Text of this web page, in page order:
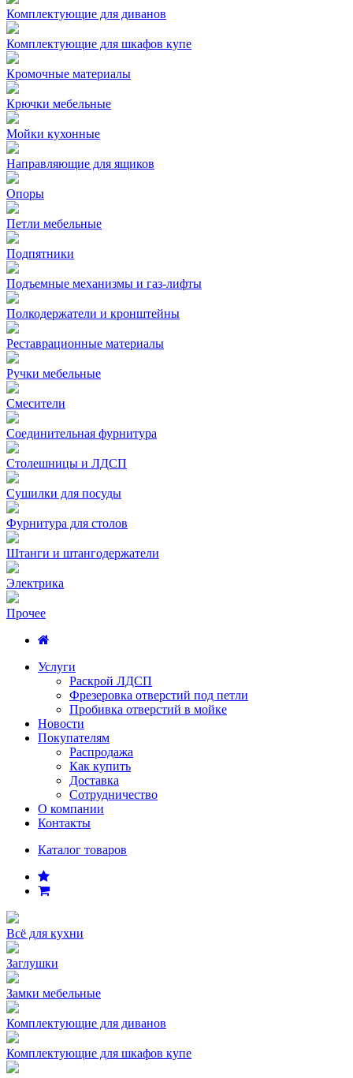
Комплектующие для диванов
Комплектующие для шкафов купе
Кромочные материалы
Крючки мебельные
Мойки кухонные
Направляющие для ящиков
Опоры
Петли мебельные
Подпятники
Подъемные механизмы и газ-лифты
Полкодержатели и кронштейны
Реставрационные материалы
Ручки мебельные
Смесители
Соединительная фурнитура
Столешницы и ЛДСП
Сушилки для посуды
Фурнитура для столов
Штанги и штангодержатели
Электрика
Прочее
Услуги
Раскрой ЛДСП
Фрезеровка отверстий под петли
Пробивка отверстий в мойке
Новости
Покупателям
Распродажа
Как купить
Доставка
Сотрудничество
О компании
Контакты
Каталог товаров
Всё для кухни
Заглушки
Замки мебельные
Комплектующие для диванов
Комплектующие для шкафов купе